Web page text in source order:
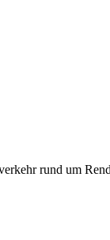
rund um